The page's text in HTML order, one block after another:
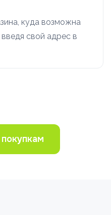
куда возможна
свой адрес в